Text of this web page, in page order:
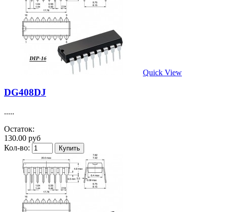
Quick View
DG408DJ
.....
Остаток:
130.00 руб
Кол-во: